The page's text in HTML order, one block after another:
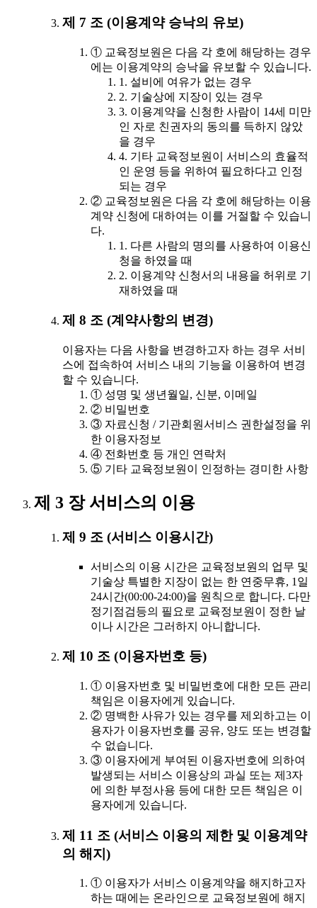
제 7 조 (이용계약 승낙의 유보)
① 교육정보원은 다음 각 호에 해당하는 경우
에는 이용계약의 승낙을 유보할 수 있습니다.
1. 설비에 여유가 없는 경우
2. 기술상에 지장이 있는 경우
3. 이용계약을 신청한 사람이 14세 미만
인 자로 친권자의 동의를 득하지 않았
을 경우
4. 기타 교육정보원이 서비스의 효율적
인 운영 등을 위하여 필요하다고 인정
되는 경우
② 교육정보원은 다음 각 호에 해당하는 이용
계약 신청에 대하여는 이를 거절할 수 있습니
다.
1. 다른 사람의 명의를 사용하여 이용신
청을 하였을 때
2. 이용계약 신청서의 내용을 허위로 기
재하였을 때
제 8 조 (계약사항의 변경)
이용자는 다음 사항을 변경하고자 하는 경우 서비
스에 접속하여 서비스 내의 기능을 이용하여 변경
할 수 있습니다.
① 성명 및 생년월일, 신분, 이메일
② 비밀번호
③ 자료신청 / 기관회원서비스 권한설정을 위
한 이용자정보
④ 전화번호 등 개인 연락처
⑤ 기타 교육정보원이 인정하는 경미한 사항
제 3 장 서비스의 이용
제 9 조 (서비스 이용시간)
서비스의 이용 시간은 교육정보원의 업무 및
기술상 특별한 지장이 없는 한 연중무휴, 1일
24시간(00:00-24:00)을 원칙으로 합니다. 다만
정기점검등의 필요로 교육정보원이 정한 날
이나 시간은 그러하지 아니합니다.
제 10 조 (이용자번호 등)
① 이용자번호 및 비밀번호에 대한 모든 관리
책임은 이용자에게 있습니다.
② 명백한 사유가 있는 경우를 제외하고는 이
용자가 이용자번호를 공유, 양도 또는 변경할
수 없습니다.
③ 이용자에게 부여된 이용자번호에 의하여
발생되는 서비스 이용상의 과실 또는 제3자
에 의한 부정사용 등에 대한 모든 책임은 이
용자에게 있습니다.
제 11 조 (서비스 이용의 제한 및 이용계약
의 해지)
① 이용자가 서비스 이용계약을 해지하고자
하는 때에는 온라인으로 교육정보원에 해지